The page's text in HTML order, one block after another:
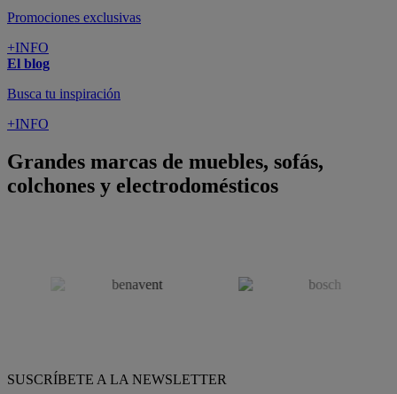
Promociones exclusivas
+INFO
El blog
Busca tu inspiración
+INFO
Grandes marcas de muebles, sofás,
colchones y electrodomésticos
SUSCRÍBETE A LA NEWSLETTER